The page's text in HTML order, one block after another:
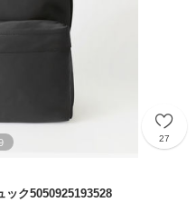
27
ック5050925193528